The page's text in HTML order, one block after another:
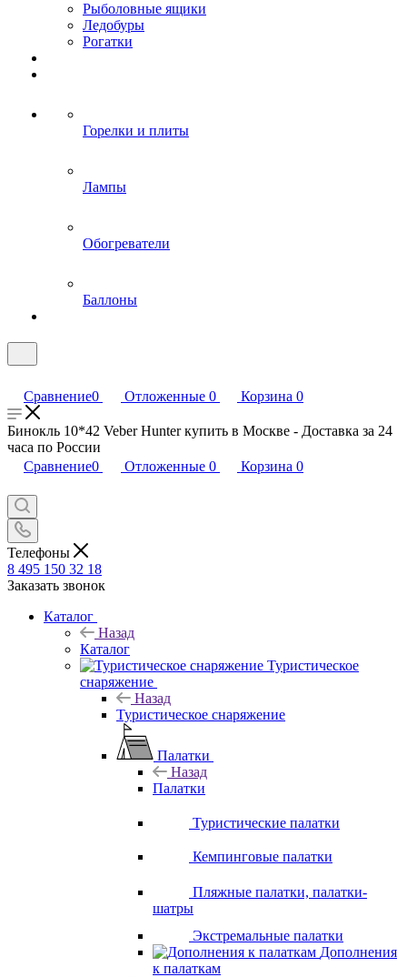
Рыболовные ящики
Ледобуры
Рогатки
Горелки и плиты
Лампы
Обогреватели
Баллоны
Сравнение0 Отложенные 0 Корзина 0
Бинокль 10*42 Veber Hunter купить в Москве - Доставка за 24
часа по России
Сравнение0 Отложенные 0 Корзина 0
Телефоны
8 495 150 32 18
Заказать звонок
Каталог
Назад
Каталог
Туристическое
снаряжение
Назад
Туристическое снаряжение
Палатки
Назад
Палатки
Туристические палатки
Кемпинговые палатки
Пляжные палатки, палатки-
шатры
Экстремальные палатки
Дополнения
к палаткам